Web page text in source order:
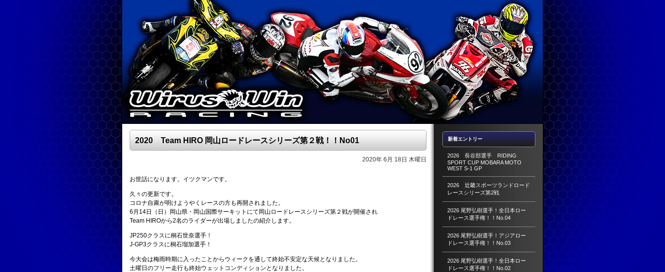
2020 Team HIRO 岡山ロードレースシリーズ第２戦！！No01
2020年 6月 18日 木曜日
お世話になります。イツクマンです。
久々の更新です。
コロナ自粛が明けようやくレースの方も再開されました。
6月14日（日）岡山県・岡山国際サーキットにて岡山ロードレースシリーズ第２戦が開催され
Team HIROから2名のライダーが出場しましたの紹介します。
JP250クラスに桐石世奈選手！
J-GP3クラスに桐石瑠加選手！
今大会は梅雨時期に入ったことからウィークを通して終始不安定な天候となりました。
土曜日のフリー走行も終始ウェットコンディションとなりました。
新着エントリー
2026 長谷部選手 RIDING
SPORT CUP MOBARA MOTO
WEST S-1 GP
2026 近畿スポーツランドロード
レースシリーズ第2戦
2026 尾野弘樹選手！全日本ロー
ドレース選手権！！No.04
2026 尾野弘樹選手！アジアロー
ドレース選手権！！No.03
2026 尾野弘樹選手！全日本ロー
ドレース選手権！！No.02